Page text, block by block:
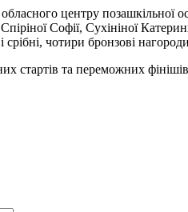
центру
Софії, Сухініної
срібні, чотири бронзові
стартів та переможних